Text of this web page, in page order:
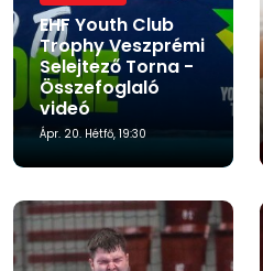
EHF Youth Club
Trophy Veszprémi
Selejtező Torna -
Összefoglaló
videó
Ápr. 20. Hétfő, 19:30